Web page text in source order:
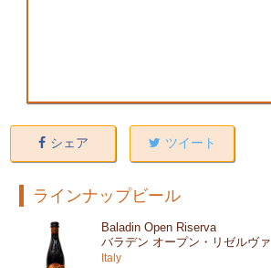
シェア ツイート
ラインナップビール
Baladin Open Riserva
バラデン オープン・リゼルヴァ
Italy